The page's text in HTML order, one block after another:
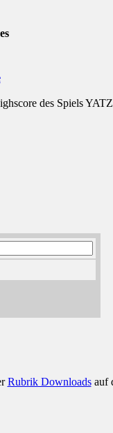
des Spiels
Rubrik Downloadsauf